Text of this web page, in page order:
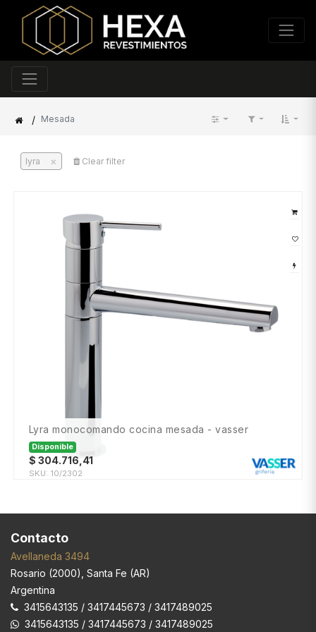
/ Mesada
lyra × Clear filter
lyra monocomando cocina mesada - vasser
Disponible
$ 304.716,41
SKU: 10/2302
Contacto
Avellaneda 3494
Rosario (2000), Santa Fe (AR)
Argentina
3415643135 / 3417445673 / 3417489025
3415643135 / 3417445673 / 3417489025